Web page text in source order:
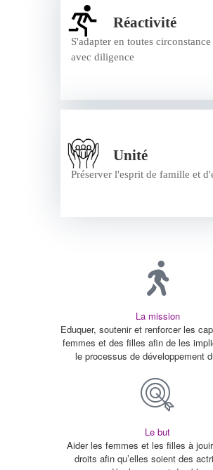
Réactivité
S'adapter en toutes
avec diligence
Unité
Préserver l'esprit de famille et
La mission
Eduquer, soutenir et renforcer les
femmes et des filles afin de les
le processus de développement
Le but
Aider les femmes et les filles à
droits afin qu’elles soient des